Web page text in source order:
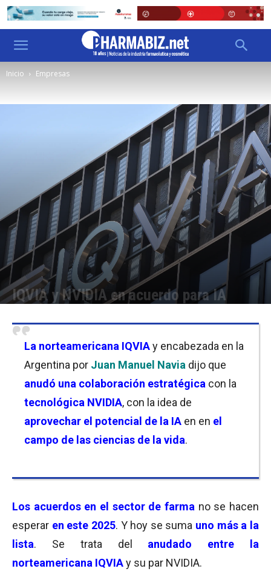
Inicio Empresas
IQVIA y NVIDIA en acuerdo para IA
La norteamericana IQVIAy encabezada en la
Argentina por Juan Manuel Navia dijo que
anudó una colaboración estratégica con la
tecnológica NVIDIA, con la idea de
aprovechar el potencial de la IA en en el
campo de las ciencias de la vida.
Los acuerdos en el sector de farma no se hacen
esperar en este 2025. Y hoy se suma uno más a la
lista. Se trata del anudado entre la
norteamericana IQVIAy su par NVIDIA.